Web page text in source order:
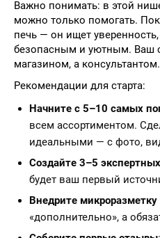
Важно понимать: в этой
можно только помогать.
печь — он ищет
безопасным и уютным. Ваш
магазином, а консультантом.
Рекомендации для старта:
Начните с 5–10 самых
всем ассортиментом.
идеальными — с фото,
Создайте 3–5
будет ваш первый
Внедрите
«дополнительно», а